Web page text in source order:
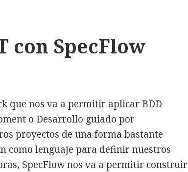
con SpecFlow
que nos va a permitir aplicar BDD
o Desarrollo guiado por
proyectos de una forma bastante
como lenguaje para definir nuestros
SpecFlow nos va a permitir construir